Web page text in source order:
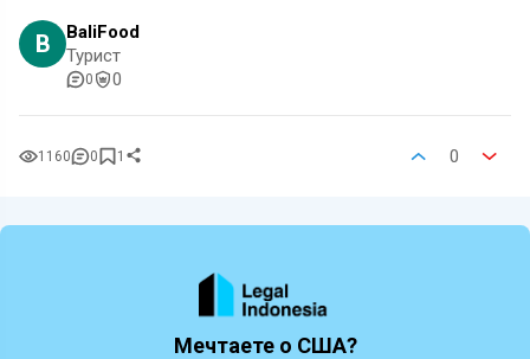
B
BaliFood
Турист
0 0
1160 0 1 0
Мечтаете о США?